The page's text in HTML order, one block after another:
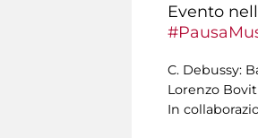
Evento
C. Debussy:
Lorenzo
In